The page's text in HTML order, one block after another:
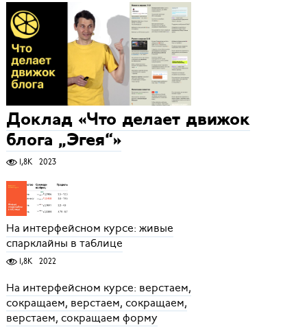
Доклад «Что делает движок
блога „Эгея“»
1,8K 2023
На интерфейсном курсе: живые
спарклайны в таблице
1,8K 2022
На интерфейсном курсе: верстаем,
сокращаем, верстаем, сокращаем,
верстаем, сокращаем форму